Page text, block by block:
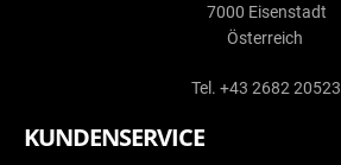
7000 Eisenstadt
Österreich
Tel. +43 2682 20523
KUNDENSERVICE